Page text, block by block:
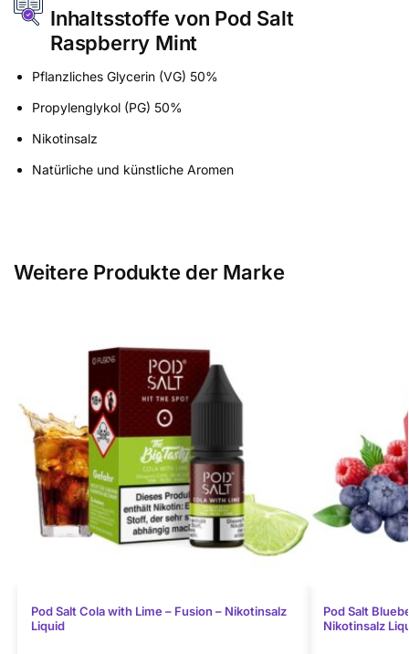
Inhaltsstoffe von Pod Salt
Raspberry Mint
Pflanzliches Glycerin (VG) 50%
Propylenglykol (PG) 50%
Nikotinsalz
Natürliche und künstliche Aromen
Weitere Produkte der Marke
Pod Salt Cola with Lime – Fusion – Nikotinsalz
Liquid
Pod Salt
Nikotinsalz